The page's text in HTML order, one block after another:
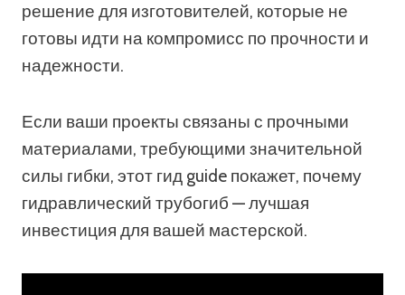
решение для изготовителей, которые не
готовы идти на компромисс по прочности и
надежности.
Если ваши проекты связаны с прочными
материалами, требующими значительной
силы гибки, этот гид guide покажет, почему
гидравлический трубогиб — лучшая
инвестиция для вашей мастерской.